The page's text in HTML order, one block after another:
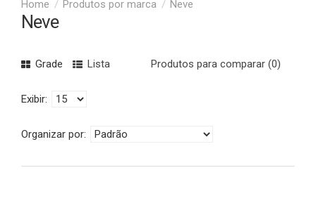
Produtos por marca Neve
Neve
Grade Lista Produtos para comparar (0)
Exibir:
Organizar por: